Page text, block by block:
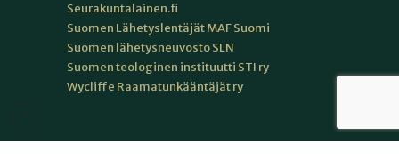
Seurakuntalainen.fi
Suomen Lähetyslentäjät MAF Suomi
Suomen lähetysneuvosto SLN
Suomen teologinen instituutti STI ry
Wycliffe Raamatunkääntäjät ry